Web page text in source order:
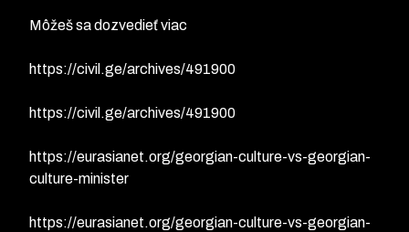
Môžeš sa dozvedieť viac
https://civil.ge/archives/491900
https://civil.ge/archives/491900
https://eurasianet.org/georgian-culture-vs-georgian-
culture-minister
https://eurasianet.org/georgian-culture-vs-georgian-